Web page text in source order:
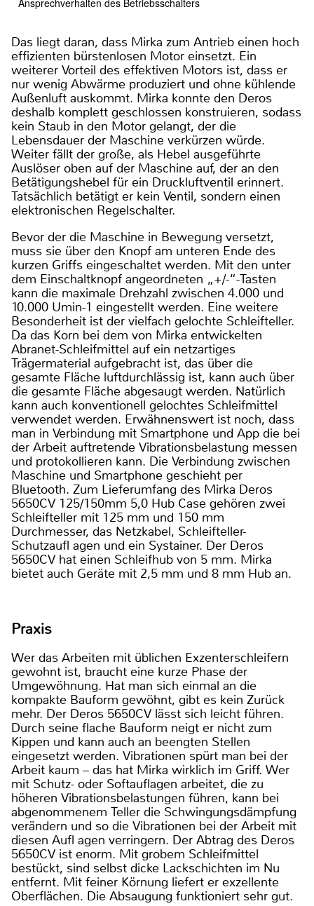
Das liegt daran, dass Mirka zum Antrieb einen hoch
effizienten bürstenlosen Motor einsetzt. Ein
weiterer Vorteil des effektiven Motors ist, dass er
nur wenig Abwärme produziert und ohne kühlende
Außenluft auskommt. Mirka konnte den Deros
deshalb komplett geschlossen konstruieren, sodass
kein Staub in den Motor gelangt, der die
Lebensdauer der Maschine verkürzen würde.
Weiter fällt der große, als Hebel ausgeführte
Auslöser oben auf der Maschine auf, der an den
Betätigungshebel für ein Druckluftventil erinnert.
Tatsächlich betätigt er kein Ventil, sondern einen
elektronischen Regelschalter.
Bevor der die Maschine in Bewegung versetzt,
muss sie über den Knopf am unteren Ende des
kurzen Griffs eingeschaltet werden. Mit den unter
dem Einschaltknopf angeordneten „+/-“-Tasten
kann die maximale Drehzahl zwischen 4.000 und
10.000 Umin-1 eingestellt werden. Eine weitere
Besonderheit ist der vielfach gelochte Schleifteller.
Da das Korn bei dem von Mirka entwickelten
Abranet-Schleifmittel auf ein netzartiges
Trägermaterial aufgebracht ist, das über die
gesamte Fläche luftdurchlässig ist, kann auch über
die gesamte Fläche abgesaugt werden. Natürlich
kann auch konventionell gelochtes Schleifmittel
verwendet werden. Erwähnenswert ist noch, dass
man in Verbindung mit Smartphone und App die bei
der Arbeit auftretende Vibrationsbelastung messen
und protokollieren kann. Die Verbindung zwischen
Maschine und Smartphone geschieht per
Bluetooth. Zum Lieferumfang des Mirka Deros
5650CV 125/150mm 5,0 Hub Case gehören zwei
Schleifteller mit 125 mm und 150 mm
Durchmesser, das Netzkabel, Schleifteller-
Schutzaufl agen und ein Systainer. Der Deros
5650CV hat einen Schleifhub von 5 mm. Mirka
bietet auch Geräte mit 2,5 mm und 8 mm Hub an.
Praxis
Wer das Arbeiten mit üblichen Exzenterschleifern
gewohnt ist, braucht eine kurze Phase der
Umgewöhnung. Hat man sich einmal an die
kompakte Bauform gewöhnt, gibt es kein Zurück
mehr. Der Deros 5650CV lässt sich leicht führen.
Durch seine flache Bauform neigt er nicht zum
Kippen und kann auch an beengten Stellen
eingesetzt werden. Vibrationen spürt man bei der
Arbeit kaum – das hat Mirka wirklich im Griff. Wer
mit Schutz- oder Softauflagen arbeitet, die zu
höheren Vibrationsbelastungen führen, kann bei
abgenommenem Teller die Schwingungsdämpfung
verändern und so die Vibrationen bei der Arbeit mit
diesen Aufl agen verringern. Der Abtrag des Deros
5650CV ist enorm. Mit grobem Schleifmittel
bestückt, sind selbst dicke Lackschichten im Nu
entfernt. Mit feiner Körnung liefert er exzellente
Oberflächen. Die Absaugung funktioniert sehr gut.